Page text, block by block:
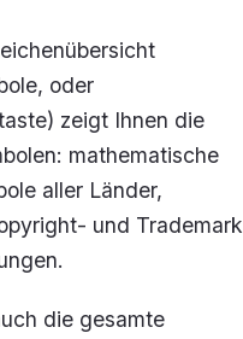
oder
zeigt Ihnen die
mathematische
aller Länder,
und
die gesamte